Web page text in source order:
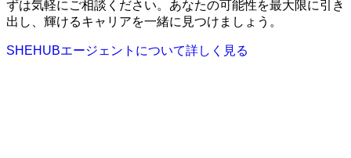
ずは気軽にご相談ください。あなたの可能性を最大限に引き
出し、輝けるキャリアを一緒に見つけましょう。
SHEHUBエージェントについて詳しく見る